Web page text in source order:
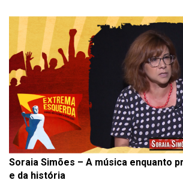
Soraia Simões – A música enquanto
e da história